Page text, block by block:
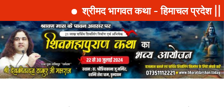
श्रीमद भागवत कथा - हिमाचल प्रदेश